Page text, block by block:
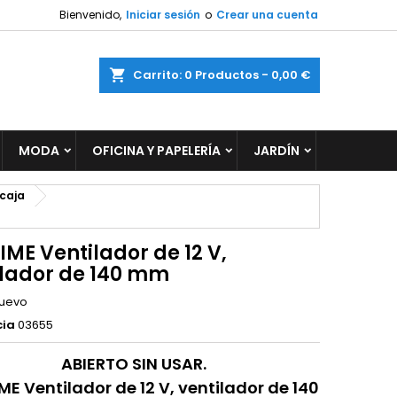
Bienvenido, Iniciar sesión o Crear una cuenta
Carrito 0 Productos - 0,00 €
MODA OFICINA Y PAPELERÍA JARDÍN
Ventilador de 12 V,
de 140 mm
03655
ABIERTO SIN USAR.
Ventilador de 12 V, ventilador de 140